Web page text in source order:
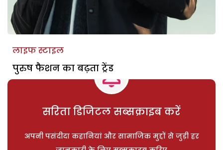
लाइफ स्टाइल
पुरुष फैशन का बढ़ता ट्रेंड
सरिता डिजिटल सब्सक्राइब करें
अपनी पसंदीदा कहानियां और सामाजिक मुद्दों से जुड़ी हर